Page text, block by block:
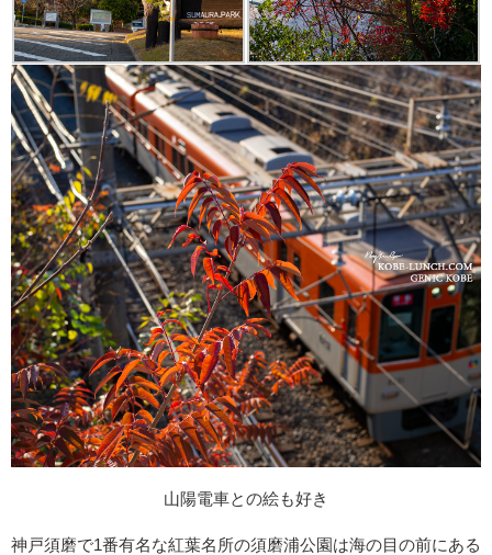
山陽電車との絵も好き
神戸須磨で1番有名な紅葉名所の須磨浦公園は海の目の前にある